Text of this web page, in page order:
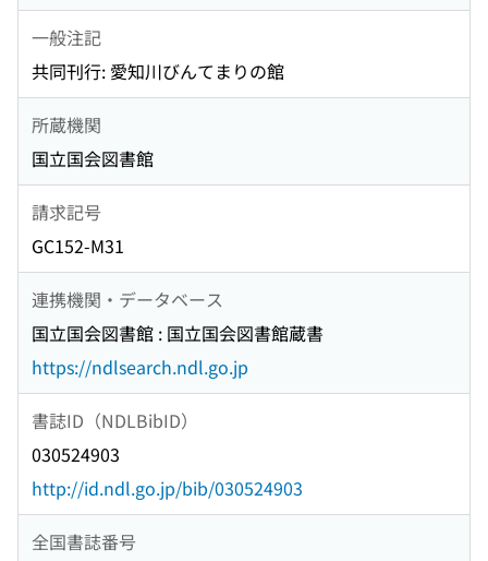
一般注記
共同刊行: 愛知川びんてまりの館
所蔵機関
国立国会図書館
請求記号
GC152-M31
連携機関・データベース
国立国会図書館 : 国立国会図書館蔵書
https://ndlsearch.ndl.go.jp
書誌ID（NDLBibID）
030524903
http://id.ndl.go.jp/bib/030524903
全国書誌番号